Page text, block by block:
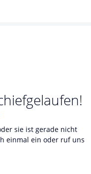
sie ist gerade nicht
einmal ein oder ruf uns